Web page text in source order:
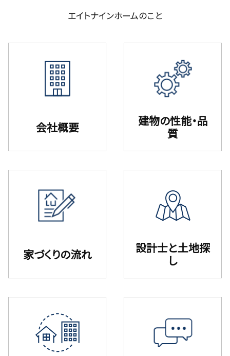
エイトナインホームのこと
会社概要
建物の性能・品
質
家づくりの流れ
設計⼠と⼟地探
し